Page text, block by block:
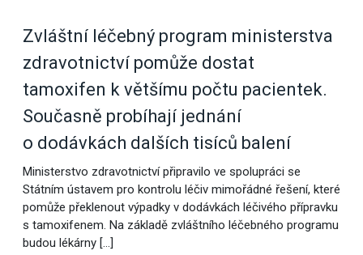
Zvláštní léčebný program ministerstva
zdravotnictví pomůže dostat
tamoxifen k většímu počtu pacientek.
Současně probíhají jednání
o dodávkách dalších tisíců balení
Ministerstvo zdravotnictví připravilo ve spolupráci se
Státním ústavem pro kontrolu léčiv mimořádné řešení, které
pomůže překlenout výpadky v dodávkách léčivého přípravku
s tamoxifenem. Na základě zvláštního léčebného programu
budou lékárny […]